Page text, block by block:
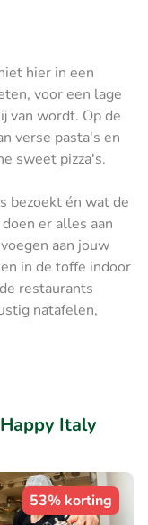
hier in een
voor een lage
van wordt. Op de
verse pasta's en
sweet pizza's.
bezoekt én wat de
er alles aan
aan jouw
in de toffe indoor
restaurants
natafelen,
Italy
53% korting